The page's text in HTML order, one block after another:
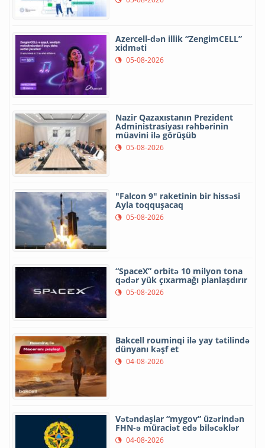
Azercell-dən illik “ZengimCELL”
xidməti
05-08-2026
Nazir Qazaxıstanın Prezident
Administrasiyası rəhbərinin
müavini ilə görüşüb
05-08-2026
"Falcon 9" raketinin bir hissəsi
Ayla toqquşacaq
05-08-2026
“SpaceX” orbitə 10 milyon tona
qədər yük çıxarmağı planlaşdırır
05-08-2026
Bakcell rouminqi ilə yay tətilində
dünyanı kəşf et
04-08-2026
Vətəndaşlar “mygov” üzərindən
FHN-ə müraciət edə biləcəklər
04-08-2026